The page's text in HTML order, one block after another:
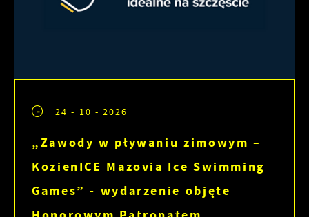
24 - 10 - 2026
„Zawody w pływaniu zimowym –
KozienICE Mazovia Ice Swimming
Games” - wydarzenie objęte